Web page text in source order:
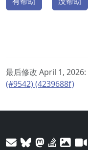
最后修改 April 1, 2026:
(#9542) (4239688f)